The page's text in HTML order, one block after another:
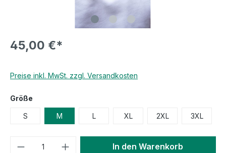
45,00 €*
Preise inkl. MwSt. zzgl. Versandkosten
Größe
S M L XL 2XL 3XL
In den Warenkorb